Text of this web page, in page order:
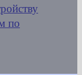
по